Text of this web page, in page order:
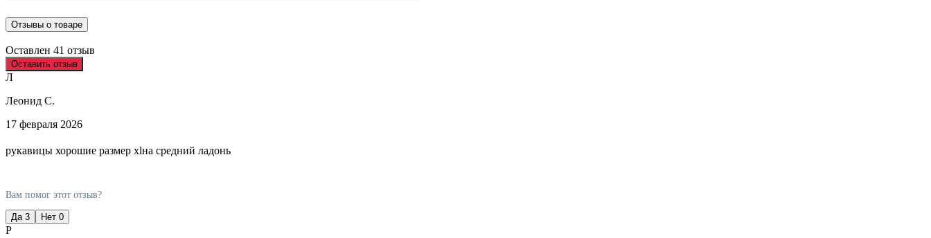
Отзывы о товаре
Оставлен 41 отзыв
Оставить отзыв
Л
Леонид С.
17 февраля 2026
рукавицы хорошие размер xlна средний ладонь
Вам помог этот отзыв?
Да 3 Нет 0
Р